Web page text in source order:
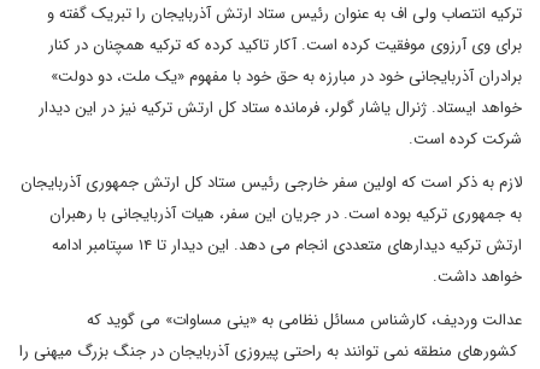
ترکیه انتصاب ولی اف به عنوان رئیس ستاد ارتش آذربایجان را تبریک گفته و
برای وی آرزوی موفقیت کرده است. آکار تاکید کرده که ترکیه همچنان در کنار
برادران آذربایجانی خود در مبارزه به حق خود با مفهوم «یک ملت، دو دولت»
خواهد ایستاد. ژنرال یاشار گولر، فرمانده ستاد کل ارتش ترکیه نیز در این دیدار
شرکت کرده است.
لازم به ذکر است که اولین سفر خارجی رئیس ستاد کل ارتش جمهوری آذربایجان
به جمهوری ترکیه بوده است. در جریان این سفر، هیات آذربایجانی با رهبران
ارتش ترکیه دیدارهای متعددی انجام می دهد. این دیدار تا ۱۴ سپتامبر ادامه
خواهد داشت.
عدالت وردیف، کارشناس مسائل نظامی به «ینی مساوات» می گوید که
کشورهای منطقه نمی توانند به راحتی پیروزی آذربایجان در جنگ بزرگ میهنی را